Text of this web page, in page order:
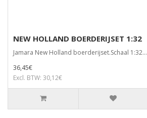
NEW HOLLAND BOERDERIJSET 1:32
Jamara New Holland boerderijset.Schaal 1:32...
36,45€
Excl. BTW: 30,12€